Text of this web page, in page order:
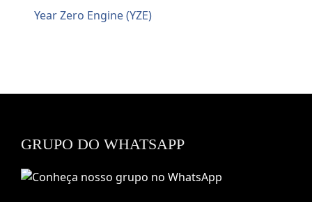
Year Zero Engine (YZE)
GRUPO DO WHATSAPP